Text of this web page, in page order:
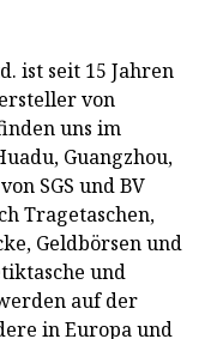
ist seit 15 Jahren
von
uns im
Guangzhou,
SGS und BV
Tragetaschen,
Geldbörsen und
und
auf der
in Europa und